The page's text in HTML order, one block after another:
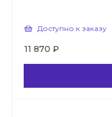
Доступно к заказу
11 870 ₽